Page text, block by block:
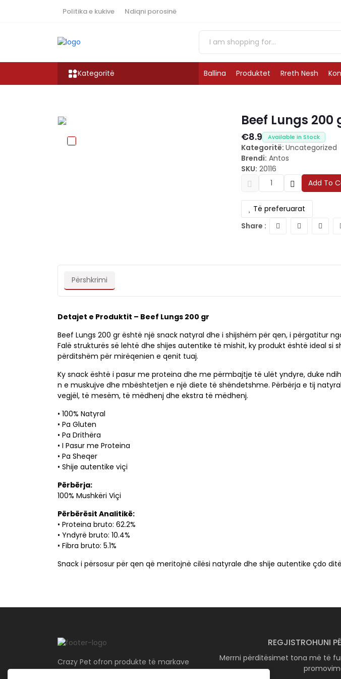
Politika e kukive Ndiqni porosinë
Kategoritë Ballina Produktet Rreth Nesh
Beef Lungs 200
€8.9 Available in Stock
Kategoritë: Uncategorized
Brendi: Antos
SKU: 20116
Add To
Të preferuarat
Share :
Përshkrimi
Detajet e Produktit – Beef Lungs 200 gr
Beef Lungs 200 gr është një snack natyral dhe i shijshëm për qen, i përgatitur
Falë strukturës së lehtë dhe shijes autentike të mishit, ky produkt është ideal si
përditshëm për mirëqenien e qenit tuaj.
Ky snack është i pasur me proteina dhe me përmbajtje të ulët yndyre, duke
n e muskujve dhe mbështetjen e një diete të shëndetshme. Përbërja e tij
vegjël, të mesëm, të mëdhenj dhe ekstra të mëdhenj.
• 100% Natyral
• Pa Gluten
• Pa Drithëra
• I Pasur me Proteina
• Pa Sheqer
• Shije autentike viçi
Përbërja:
100% Mushkëri Viçi
Përbërësit Analitikë:
• Proteina bruto: 62.2%
• Yndyrë bruto: 10.4%
• Fibra bruto: 5.1%
Snack i përsosur për qen që meritojnë cilësi natyrale dhe shije autentike çdo
Crazy Pet ofron produkte të markave
REGJISTROHUNI
Merrni përditësimet tona më të